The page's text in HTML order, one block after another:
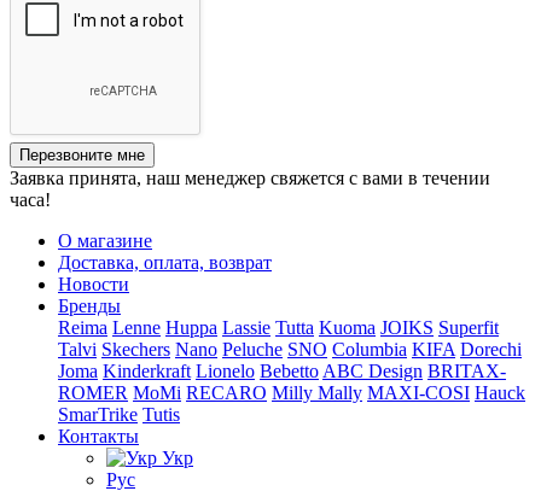
Перезвоните мне
Заявка принята, наш менеджер свяжется с вами в течении
часа!
О магазине
Доставка, оплата, возврат
Новости
Бренды
Reima Lenne Huppa Lassie Tutta Kuoma JOIKS Superfit
Talvi Skechers Nano Peluche SNO Columbia KIFA Dorechi
Joma Kinderkraft Lionelo Bebetto ABC Design BRITAX-
ROMER MoMi RECARO Milly Mally MAXI-COSI Hauck
SmarTrike Tutis
Контакты
Укр
Рус